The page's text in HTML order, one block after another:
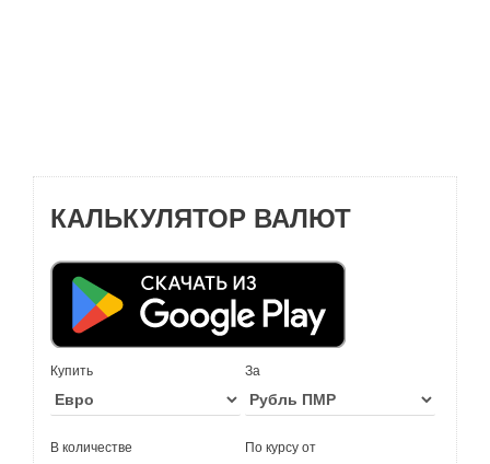
КАЛЬКУЛЯТОР ВАЛЮТ
Купить За
В количестве По курсу от